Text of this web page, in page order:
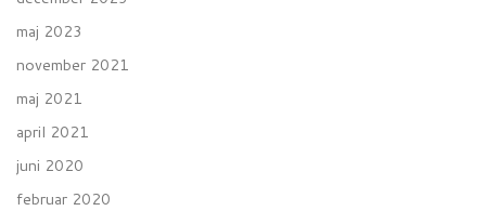
maj 2023
november 2021
maj 2021
april 2021
juni 2020
februar 2020